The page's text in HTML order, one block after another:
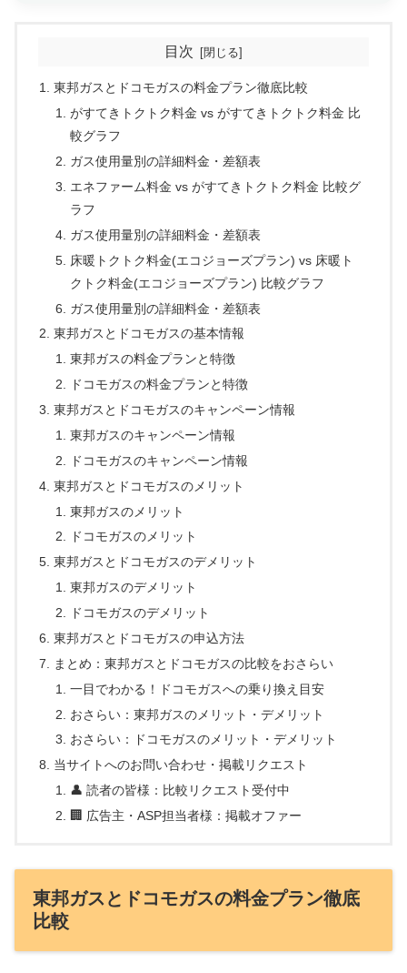
目次
東邦ガスとドコモガスの料金プラン徹底比較
がすてきトクトク料金 vs がすてきトクトク料金 比
較グラフ
ガス使用量別の詳細料金・差額表
エネファーム料金 vs がすてきトクトク料金 比較グ
ラフ
ガス使用量別の詳細料金・差額表
床暖トクトク料金(エコジョーズプラン) vs 床暖ト
クトク料金(エコジョーズプラン) 比較グラフ
ガス使用量別の詳細料金・差額表
東邦ガスとドコモガスの基本情報
東邦ガスの料金プランと特徴
ドコモガスの料金プランと特徴
東邦ガスとドコモガスのキャンペーン情報
東邦ガスのキャンペーン情報
ドコモガスのキャンペーン情報
東邦ガスとドコモガスのメリット
東邦ガスのメリット
ドコモガスのメリット
東邦ガスとドコモガスのデメリット
東邦ガスのデメリット
ドコモガスのデメリット
東邦ガスとドコモガスの申込方法
まとめ：東邦ガスとドコモガスの比較をおさらい
一目でわかる！ドコモガスへの乗り換え目安
おさらい：東邦ガスのメリット・デメリット
おさらい：ドコモガスのメリット・デメリット
当サイトへのお問い合わせ・掲載リクエスト
👤 読者の皆様：比較リクエスト受付中
🏢 広告主・ASP担当者様：掲載オファー
東邦ガスとドコモガスの料金プラン徹底
比較